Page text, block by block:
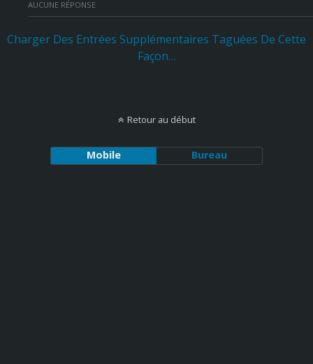
AUCUNE RÉPONSE
Charger Des Entrées Supplémentaires Taguées De Cette
Façon…
Retour au début
Mobile Bureau